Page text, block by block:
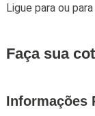
Ligue para ou para
Faça sua
Informações